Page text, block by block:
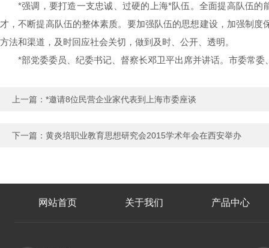
*强调，要打造一支忠诚、过硬的上海*队伍。全面提高队伍
才，不断提高队伍的整体素质。要加强队伍的思想建设，加强制
方法和渠道，及时回应社会关切，做到及时、公开、透明。
*部党委委员、纪委书记、督察长邓卫平出席并讲话。市委常
上一篇： *邀请8位民营企业家代表到上海市委座谈
下一篇： 黄炎培职业教育思想研究会2015学术年会在西安举办
网站首页 关于我们 产品中心